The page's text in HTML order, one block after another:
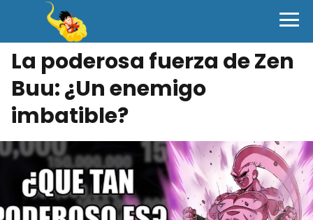
La poderosa fuerza de Zen
Buu: ¿Un enemigo
imbatible?